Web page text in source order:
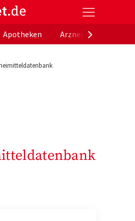
offizielle Gesundheitsportal der
Apotheken